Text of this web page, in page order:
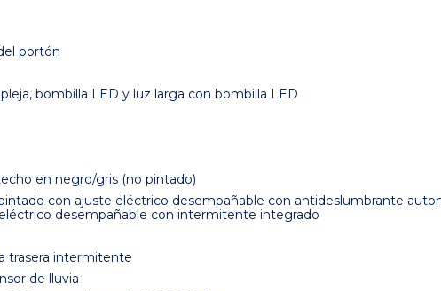
portón
bombilla LED y luz larga con bombilla LED
en negro/gris (no pintado)
con ajuste eléctrico desempañable con antideslumbrante
desempañable con intermitente integrado
trasera intermitente
de lluvia